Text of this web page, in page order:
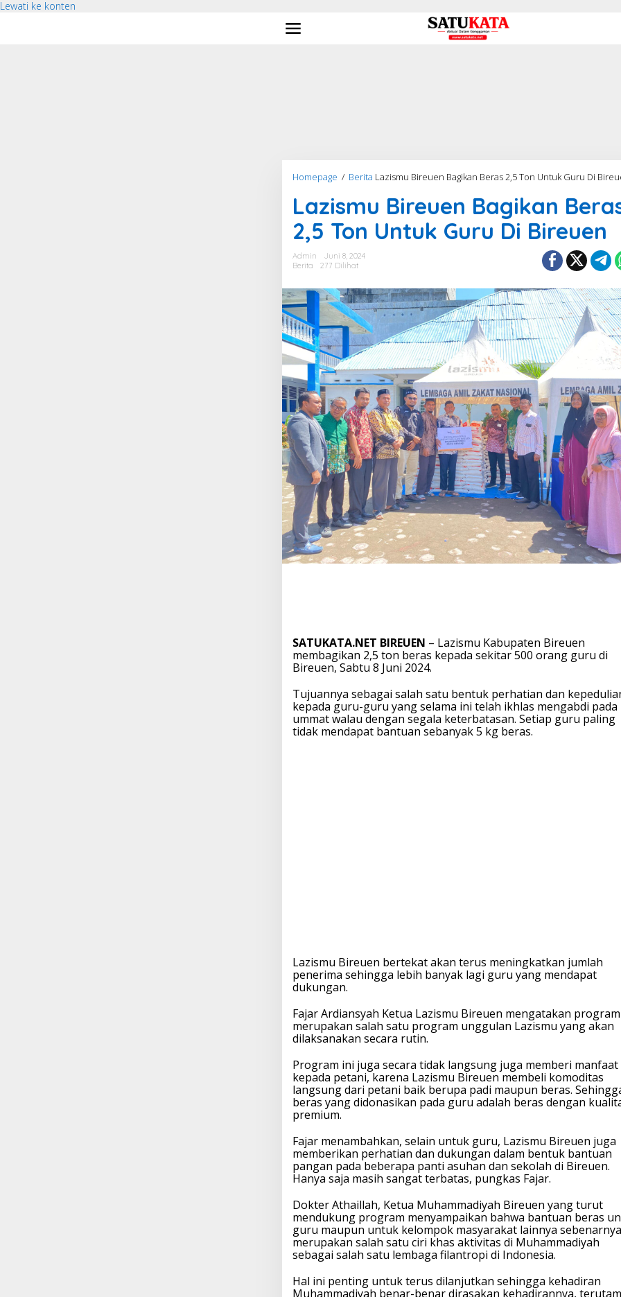
Lewati ke konten
Homepage / Berita Lazismu Bireuen Bagikan Beras 2,5 Ton Untuk Guru Di
Lazismu Bireuen Bagikan
2,5 Ton Untuk Guru Di Bireuen
Admin
Juni 8, 2024
Berita
277 Dilihat
SATUKATA.NET BIREUEN – Lazismu Kabupaten Bireuen
membagikan 2,5 ton beras kepada sekitar 500 orang guru di
Bireuen, Sabtu 8 Juni 2024.
Tujuannya sebagai salah satu bentuk perhatian dan
kepada guru-guru yang selama ini telah ikhlas mengabdi pada
ummat walau dengan segala keterbatasan. Setiap guru paling
tidak mendapat bantuan sebanyak 5 kg beras.
Lazismu Bireuen bertekat akan terus meningkatkan jumlah
penerima sehingga lebih banyak lagi guru yang mendapat
dukungan.
Fajar Ardiansyah Ketua Lazismu Bireuen mengatakan
merupakan salah satu program unggulan Lazismu yang akan
dilaksanakan secara rutin.
Program ini juga secara tidak langsung juga memberi manfaat
kepada petani, karena Lazismu Bireuen membeli komoditas
langsung dari petani baik berupa padi maupun beras.
beras yang didonasikan pada guru adalah beras dengan
premium.
Fajar menambahkan, selain untuk guru, Lazismu Bireuen juga
memberikan perhatian dan dukungan dalam bentuk bantuan
pangan pada beberapa panti asuhan dan sekolah di Bireuen.
Hanya saja masih sangat terbatas, pungkas Fajar.
Dokter Athaillah, Ketua Muhammadiyah Bireuen yang turut
mendukung program menyampaikan bahwa bantuan beras
guru maupun untuk kelompok masyarakat lainnya sebenarnya
merupakan salah satu ciri khas aktivitas di Muhammadiyah
sebagai salah satu lembaga filantropi di Indonesia.
Hal ini penting untuk terus dilanjutkan sehingga kehadiran
Muhammadiyah benar-benar dirasakan kehadirannya,